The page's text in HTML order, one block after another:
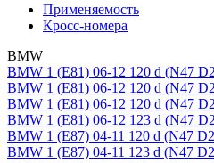
Применяемость
Кросс-номера
BMW
BMW 1 (E81) 06-12 120 d (N47
BMW 1 (E81) 06-12 120 d (N47
BMW 1 (E81) 06-12 120 d (N47
BMW 1 (E81) 06-12 123 d (N47
BMW 1 (E87) 04-11 120 d (N47
BMW 1 (E87) 04-11 123 d (N47